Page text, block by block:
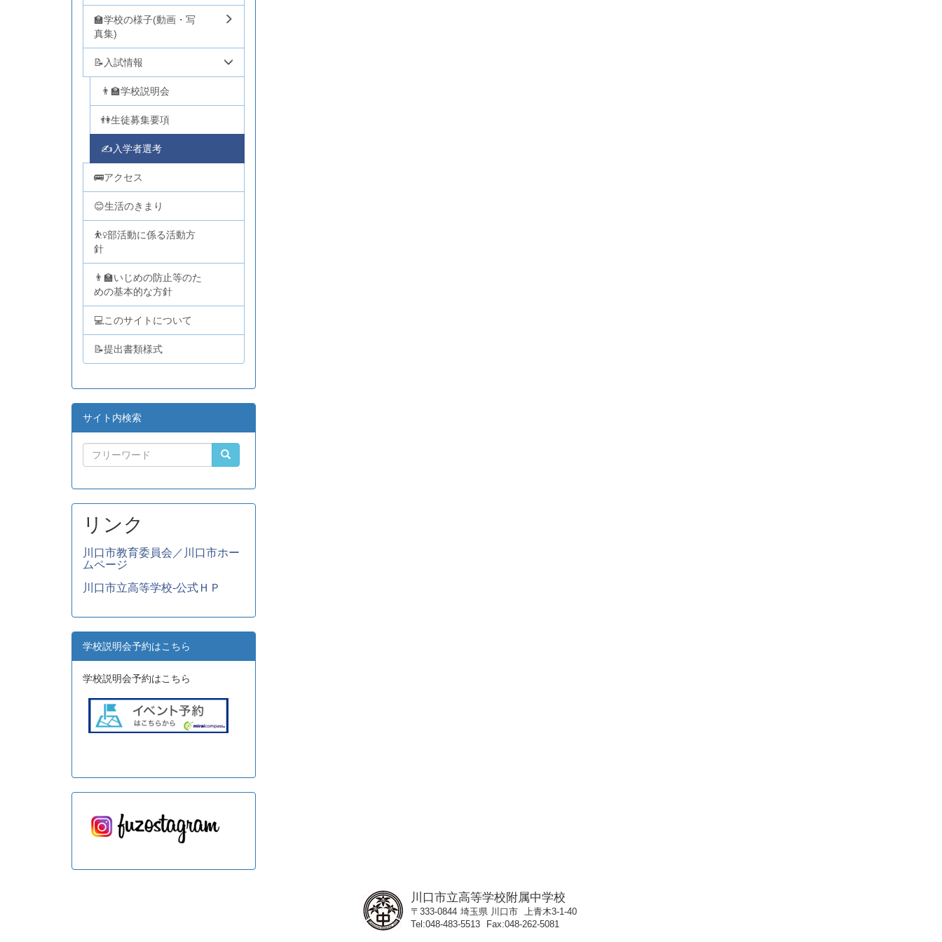
🏫学校の様子(動画・写
真集)
📝入試情報
👨‍🏫学校説明会
👫生徒募集要項
✍入学者選考
🚌アクセス
😊生活のきまり
⛹️‍♀️部活動に係る活動方
針
👨‍🏫いじめの防止等のた
めの基本的な方針
💻このサイトについて
📝提出書類様式
サイト内検索
リンク
川口市教育委員会／川口市ホー
ムページ
川口市立高等学校-公式ＨＰ
学校説明会予約はこちら
学校説明会予約はこちら
川口市立高等学校附属中学校
〒333-0844 埼玉県 川口市
上青木3-1-40
Tel 048-483-5513 Fax 048-262-5081